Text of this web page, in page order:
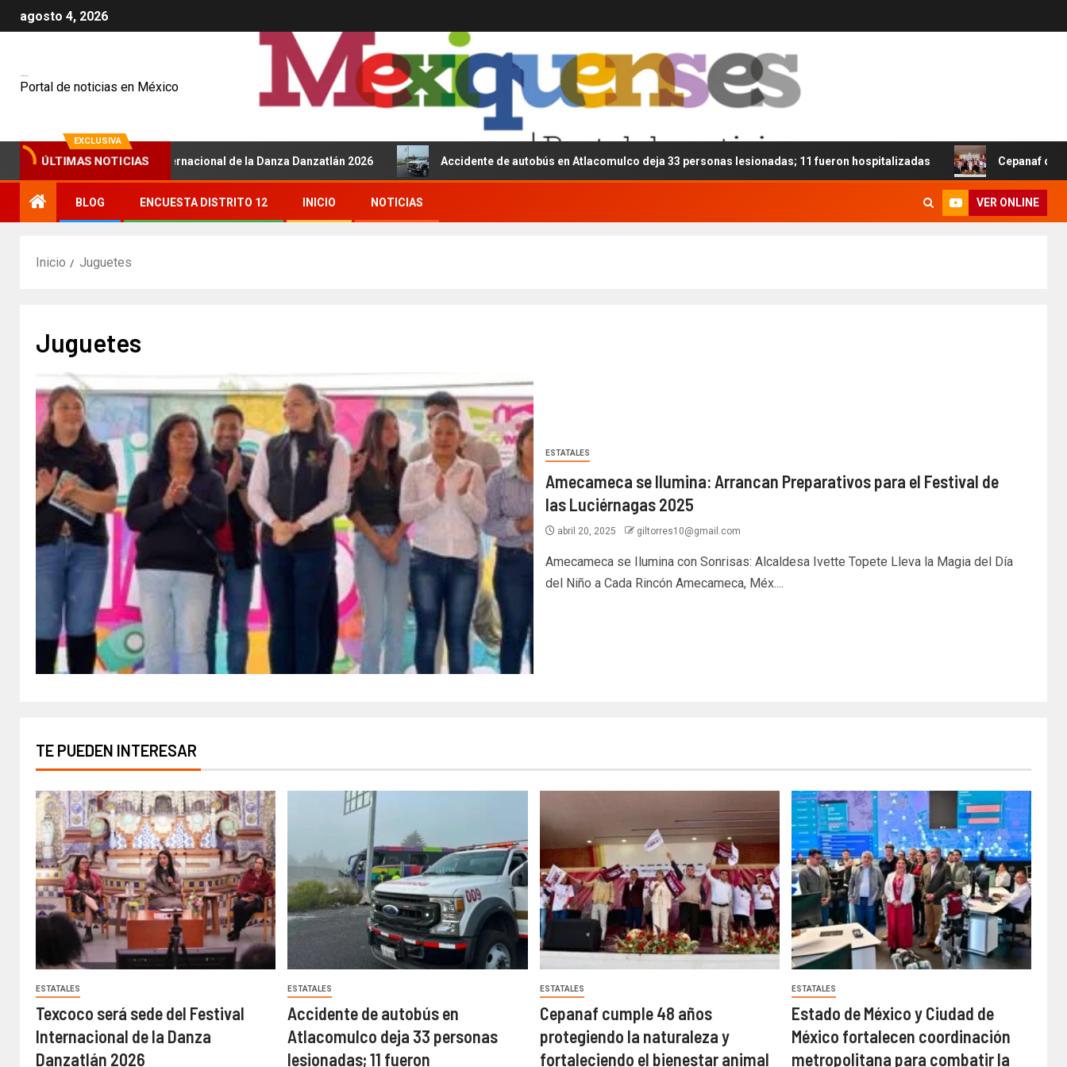
agosto 4, 2026
Portal de noticias en México
EXCLUSIVA
ÚLTIMAS NOTICIAS
será sede del Festival Internacional de la Danza Danzatlán 2026 Accidente de autobús en Atlacomulco deja 33 personas lesionadas; 11 fueron hospitalizadas Cepanaf cumple
BLOG ENCUESTA DISTRITO 12 INICIO NOTICIAS VER ONLINE
Inicio Juguetes
Juguetes
ESTATALES
Amecameca se Ilumina: Arrancan Preparativos para el Festival de
las Luciérnagas 2025
abril 20, 2025 giltorres10@gmail.com
Amecameca se Ilumina con Sonrisas: Alcaldesa Ivette Topete Lleva la Magia del Día
del Niño a Cada Rincón Amecameca, Méx....
TE PUEDEN INTERESAR
ESTATALES
Texcoco será sede del Festival
Internacional de la Danza
Danzatlán 2026
ESTATALES
Accidente de autobús en
Atlacomulco deja 33 personas
lesionadas; 11 fueron
ESTATALES
Cepanaf cumple 48 años
protegiendo la naturaleza y
fortaleciendo el bienestar animal
ESTATALES
Estado de México y Ciudad de
México fortalecen coordinación
metropolitana para combatir la